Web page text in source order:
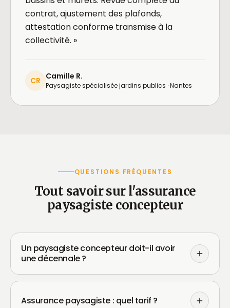
contrat, ajustement des plafonds,
attestation conforme transmise à la
collectivité. »
CR Camille R.
Paysagiste spécialisée jardins publics · Nantes
QUESTIONS FRÉQUENTES
Tout savoir sur l'assurance
paysagiste concepteur
Un paysagiste concepteur doit-il avoir
une décennale ?
Assurance paysagiste : quel tarif ?